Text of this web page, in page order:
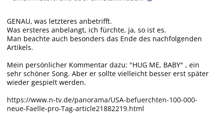
GENAU, was letzteres anbetrifft.
Was ersteres anbelangt, ich fürchte, ja, so ist es.
Man beachte auch besonders das Ende des nachfolgenden
Artikels.
Mein persönlicher Kommentar dazu: "HUG ME, BABY" , ein
sehr schöner Song. Aber er sollte vielleicht besser erst später
wieder gespielt werden.
https://www.n-tv.de/panorama/USA-befuerchten-100-000-
neue-Faelle-pro-Tag-article21882219.html